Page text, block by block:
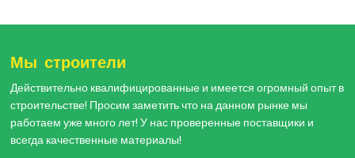
Мы строители
Действительно квалифицированные и имеется огромный опыт в
строительстве! Просим заметить что на данном рынке мы
работаем уже много лет! У нас проверенные поставщики и
всегда качественные материалы!